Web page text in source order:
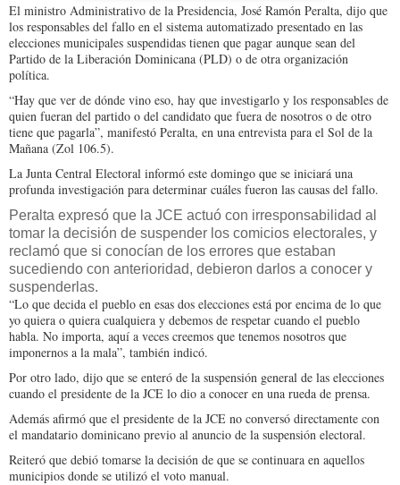
El ministro Administrativo de la Presidencia, José Ramón Peralta, dijo que
los responsables del fallo en el sistema automatizado presentado en las
elecciones municipales suspendidas tienen que pagar aunque sean del
Partido de la Liberación Dominicana (PLD) o de otra organización
política.
“Hay que ver de dónde vino eso, hay que investigarlo y los responsables de
quien fueran del partido o del candidato que fuera de nosotros o de otro
tiene que pagarla”, manifestó Peralta, en una entrevista para el Sol de la
Mañana (Zol 106.5).
La Junta Central Electoral informó este domingo que se iniciará una
profunda investigación para determinar cuáles fueron las causas del fallo.
Peralta expresó que la JCE actuó con irresponsabilidad al
tomar la decisión de suspender los comicios electorales, y
reclamó que si conocían de los errores que estaban
sucediendo con anterioridad, debieron darlos a conocer y
suspenderlas.
“Lo que decida el pueblo en esas dos elecciones está por encima de lo que
yo quiera o quiera cualquiera y debemos de respetar cuando el pueblo
habla. No importa, aquí a veces creemos que tenemos nosotros que
imponernos a la mala”, también indicó.
Por otro lado, dijo que se enteró de la suspensión general de las elecciones
cuando el presidente de la JCE lo dio a conocer en una rueda de prensa.
Además afirmó que el presidente de la JCE no conversó directamente con
el mandatario dominicano previo al anuncio de la suspensión electoral.
Reiteró que debió tomarse la decisión de que se continuara en aquellos
municipios donde se utilizó el voto manual.